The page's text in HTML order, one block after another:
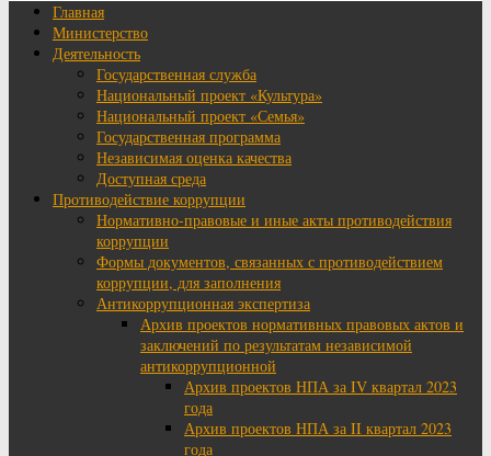
Главная
Министерство
Деятельность
Государственная служба
Национальный проект «Культура»
Национальный проект «Семья»
Государственная программа
Независимая оценка качества
Доступная среда
Противодействие коррупции
Нормативно-правовые и иные акты противодействия
коррупции
Формы документов, связанных с противодействием
коррупции, для заполнения
Антикоррупционная экспертиза
Архив проектов нормативных правовых актов и
заключений по результатам независимой
антикоррупционной
Архив проектов НПА за IV квартал 2023
года
Архив проектов НПА за II квартал 2023
года